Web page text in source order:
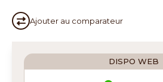
Ajouter au comparateur
DISPO WEB